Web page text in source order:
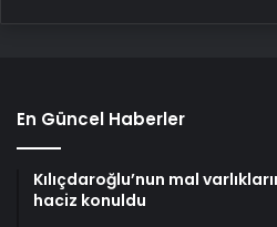
En Güncel Haberler
Kılıçdaroğlu’nun mal
haciz konuldu